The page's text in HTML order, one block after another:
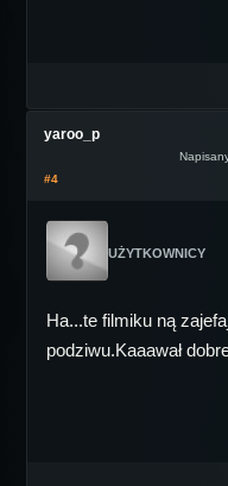
yaroo_p
#4
UŻYTKOWNICY
Ha...te filmiku ną
podziwu.Kaaawał